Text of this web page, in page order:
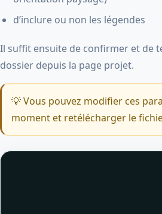
d’inclure ou non les légendes
Il suffit ensuite de confirmer et de
dossier depuis la page projet.
💡 Vous pouvez modifier ces
moment et retélécharger le